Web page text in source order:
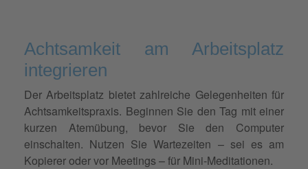
Achtsamkeit am Arbeitsplatz
integrieren
Der Arbeitsplatz bietet zahlreiche Gelegenheiten für
Achtsamkeitspraxis. Beginnen Sie den Tag mit einer
kurzen Atemübung, bevor Sie den Computer
einschalten. Nutzen Sie Wartezeiten – sei es am
Kopierer oder vor Meetings – für Mini-Meditationen.